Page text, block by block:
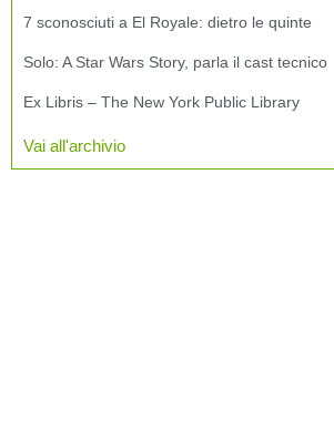
7 sconosciuti a El Royale: dietro le quinte
Solo: A Star Wars Story, parla il cast tecnico
Ex Libris – The New York Public Library
Vai all'archivio